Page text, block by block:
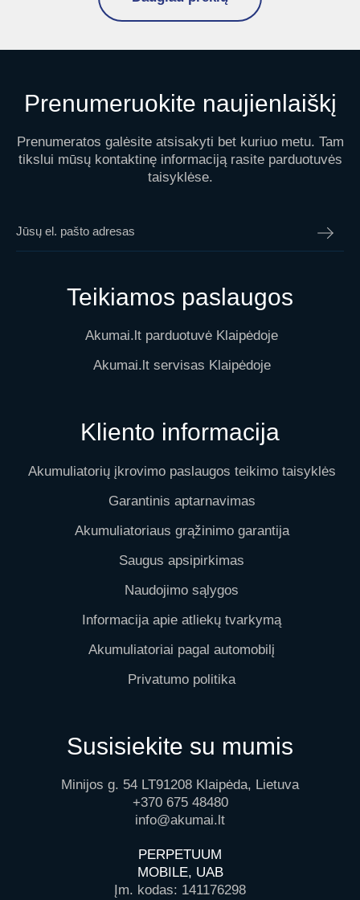
Prenumeruokite naujienlaiškį
Prenumeratos galėsite atsisakyti bet kuriuo metu. Tam
tikslui mūsų kontaktinę informaciją rasite parduotuvės
taisyklėse.
Teikiamos paslaugos
Akumai.lt parduotuvė Klaipėdoje
Akumai.lt servisas Klaipėdoje
Kliento informacija
Akumuliatorių įkrovimo paslaugos teikimo taisyklės
Garantinis aptarnavimas
Akumuliatoriaus grąžinimo garantija
Saugus apsipirkimas
Naudojimo sąlygos
Informacija apie atliekų tvarkymą
Akumuliatoriai pagal automobilį
Privatumo politika
Susisiekite su mumis
Minijos g. 54 LT91208 Klaipėda, Lietuva
+370 675 48480
info@akumai.lt
PERPETUUM
MOBILE, UAB
Įm. kodas: 141176298